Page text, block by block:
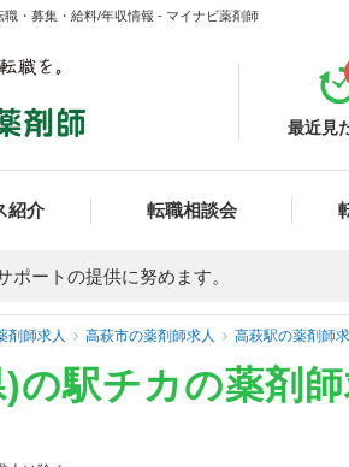
・募集・給料/年収情報 - マイナビ薬剤師
最近見
紹介 転職相談会
ポートの提供に努めます。
剤師求人 高萩市の薬剤師求人 高萩駅の薬剤師
の駅チカの薬剤